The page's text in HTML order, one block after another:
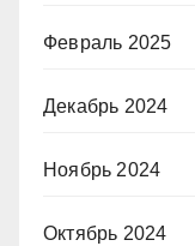
Февраль 2025
Декабрь 2024
Ноябрь 2024
Октябрь 2024